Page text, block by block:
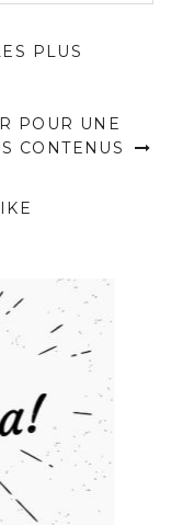
PLUS
POUR UNE
CONTENUS